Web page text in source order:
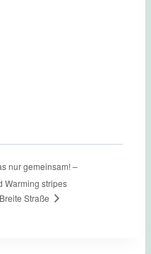
nur gemeinsam! –
Warming stripes
Straße